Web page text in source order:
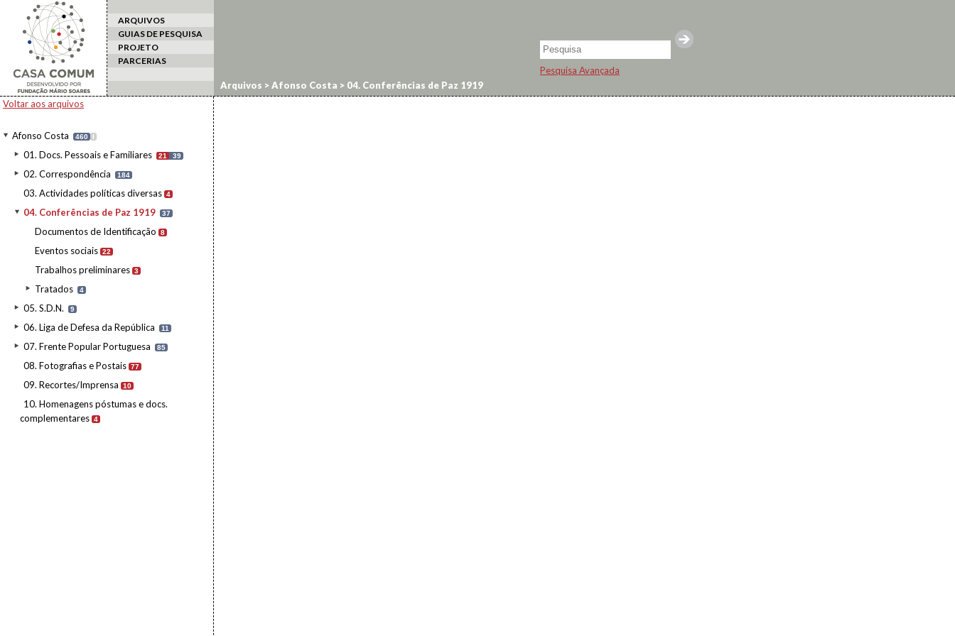
ARQUIVOS
GUIAS DE PESQUISA
PROJETO
PARCERIAS
Pesquisa Avançada
Voltar aos arquivos
Afonso Costa 460 I
01. Docs. Pessoais e Familiares 21 39
02. Correspondência 184
03. Actividades políticas diversas 4
04. Conferências de Paz 1919 37
Documentos de Identificação 8
Eventos sociais 22
Trabalhos preliminares 3
Tratados 4
05. S.D.N. 9
06. Liga de Defesa da República 11
07. Frente Popular Portuguesa 85
08. Fotografias e Postais 77
09. Recortes/Imprensa 10
10. Homenagens póstumas e docs.
complementares 4
Arquivos >Afonso Costa > 04. Conferências de Paz 1919